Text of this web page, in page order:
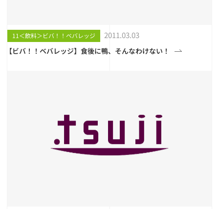
11＜飲料＞ビバ！！ベバレッジ 2011.03.03
【ビバ！！ベバレッジ】食後に鴨、そんなわけない！